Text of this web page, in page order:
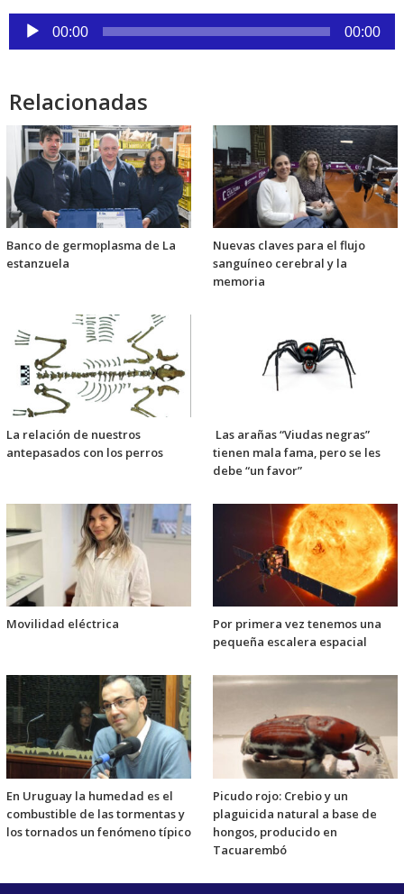
Reproductor
de
00:00 00:00
Relacionadas
Banco de germoplasma de La
estanzuela
Nuevas claves para el flujo
sanguíneo cerebral y la
memoria
La relación de nuestros
antepasados con los perros
Las arañas “Viudas negras”
tienen mala fama, pero se les
debe “un favor”
Movilidad eléctrica
Por primera vez tenemos una
pequeña escalera espacial
En Uruguay la humedad es el
combustible de las tormentas y
los tornados un fenómeno típico
Picudo rojo: Crebio y un
plaguicida natural a base de
hongos, producido en
Tacuarembó